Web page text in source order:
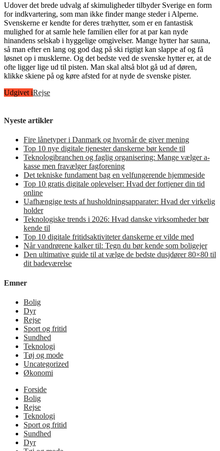
Udover det brede udvalg af skimuligheder tilbyder Sverige en form
for indkvartering, som man ikke finder mange steder i Alperne.
Svenskerne er kendte for deres træhytter, som er en fantastisk
mulighed for at samle hele familien eller for at par kan nyde
hinandens selskab i hyggelige omgivelser. Mange hytter har sauna,
så man efter en lang og god dag på ski rigtigt kan slappe af og få
løsnet op i musklerne. Og det bedste ved de svenske hytter er, at de
ofte ligger lige ud til pisten. Man skal altså blot gå ud af døren,
klikke skiene på og køre afsted for at nyde de svenske pister.
Udgivet iRejse
Nyeste artikler
Fire lånetyper i Danmark og hvornår de giver mening
Top 10 nye digitale tjenester danskerne bør kende til
Teknologibranchen og faglig organisering: Mange vælger a-
kasse men fravælger fagforening
Det tekniske fundament bag en velfungerende hjemmeside
Top 10 gratis digitale oplevelser: Hvad der fortjener din tid
online
Uafhængige tests af husholdningsapparater: Hvad der virkelig
holder
Teknologiske trends i 2026: Hvad danske virksomheder bør
kende til
Top 10 digitale fritidsaktiviteter danskerne er vilde med
Når vandrørene kalker til: Tegn du bør kende som boligejer
Den ultimative guide til at vælge de bedste dusjdører 80×80 til
dit badeværelse
Emner
Bolig
Dyr
Rejse
Sport og fritid
Sundhed
Teknologi
Tøj og mode
Uncategorized
Økonomi
Forside
Bolig
Rejse
Teknologi
Sport og fritid
Sundhed
Dyr